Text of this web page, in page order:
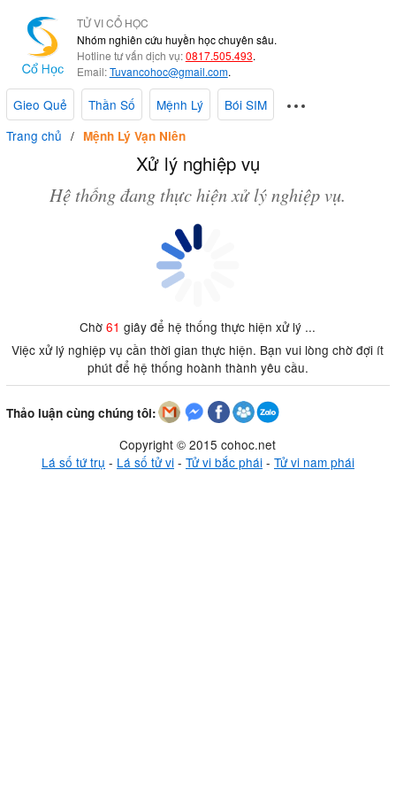
TỬ VI CỔ HỌC
Nhóm nghiên cứu huyền học chuyên sâu.
Hotline tư vấn dịch vụ:0817.505.493.
Email:Tuvancohoc@gmail.com.
Gieo Quẻ Thần Số Mệnh Lý
Bói SIM
Trang chủ
Mệnh Lý Vạn Niên
Xử lý nghiệp vụ
Hệ thống đang thực hiện xử lý nghiệp vụ.
Chờ61 giây để hệ thống thực hiện xử lý ...
Việc xử lý nghiệp vụ cần thời gian thực hiện. Bạn vui lòng chờ đợi ít
phút để hệ thống hoành thành yêu cầu.
Thảo luận cùng chúng tôi:
Copyright © 2015 cohoc.net
Lá số tứ trụ - Lá số tử vi- Tử vi bắc phái- Tử vi nam phái